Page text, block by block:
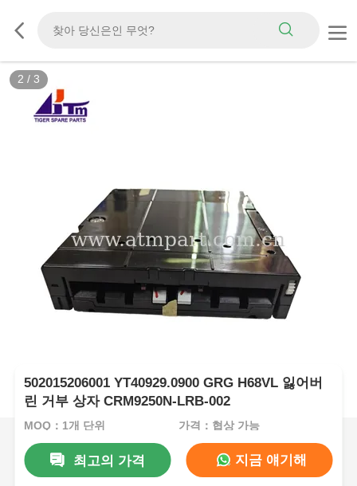
2 / 3
502015206001 YT40929.0900 GRG H68VL 잃어버
린 거부 상자 CRM9250N-LRB-002
MOQ：1개 단위 가격：협상 가능
최고의 가격 지금 얘기해